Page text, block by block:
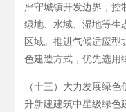
严守城镇开发边界，控
绿地、水域、湿地等生
区域。推进气候适应型
色建造方式，优先选用
（十三）大力发展绿
升新建建筑中星级绿色